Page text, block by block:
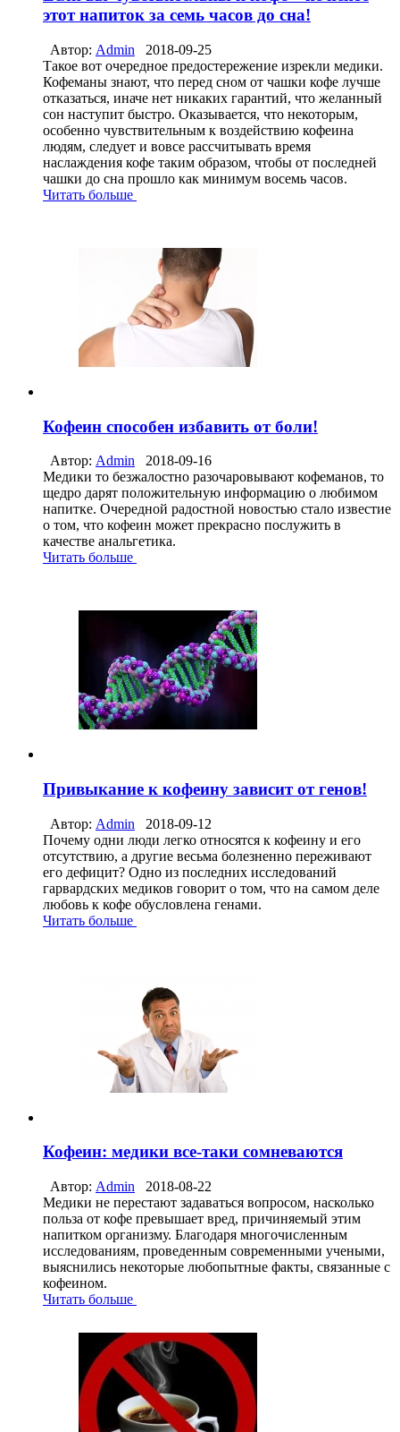
этот напиток за семь часов до сна!
Автор: Admin
2018-09-25
Такое вот очередное предостережение изрекли медики.
Кофеманы знают, что перед сном от чашки кофе лучше
отказаться, иначе нет никаких гарантий, что желанный
сон наступит быстро. Оказывается, что некоторым,
особенно чувствительным к воздействию кофеина
людям, следует и вовсе рассчитывать время
наслаждения кофе таким образом, чтобы от последней
чашки до сна прошло как минимум восемь часов.
Читать больше
Кофеин способен избавить от боли!
Автор: Admin
2018-09-16
Медики то безжалостно разочаровывают кофеманов, то
щедро дарят положительную информацию о любимом
напитке. Очередной радостной новостью стало известие
о том, что кофеин может прекрасно послужить в
качестве анальгетика.
Читать больше
Привыкание к кофеину зависит от генов!
Автор: Admin
2018-09-12
Почему одни люди легко относятся к кофеину и его
отсутствию, а другие весьма болезненно переживают
его дефицит? Одно из последних исследований
гарвардских медиков говорит о том, что на самом деле
любовь к кофе обусловлена генами.
Читать больше
Кофеин: медики все-таки сомневаются
Автор: Admin
2018-08-22
Медики не перестают задаваться вопросом, насколько
польза от кофе превышает вред, причиняемый этим
напитком организму. Благодаря многочисленным
исследованиям, проведенным современными учеными,
выяснились некоторые любопытные факты, связанные с
кофеином.
Читать больше